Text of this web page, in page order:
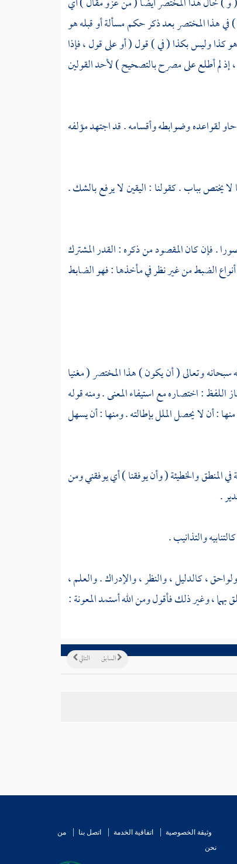
هذا المختصر بعد ذكر حكم مسألة أو قبله هو
كذا وليس بكذا ( في ) قول ( أو على قول ، فإذا
إذ لم أطلع على مصرح بالتصحيح ) لأحد القولين
لقواعده وضوابطه وأقسامه . قد اجتهد مؤلفه
يختص بباب . كقولنا : اليقين لا يرفع بالشك .
. فإن كان المقصود من ذكره : القدر المشترك
الضبط من غير نظر في مأخذها : فهو الضابط
وتعالى ( أن يكون ) هذا المختصر ( مغنيا
: اختصاره مع استيفاء المعنى . ومنه قوله
: أن لا يحصل الملل بإطالته . ومنها : أن يسهل
المنطق والخطيئة ( وأن يوفقنا ) أي يوفقني ومن
.
والتذانيب .
، كالدليل ، والنظر ، والإدراك . والعلم ،
، وغير ذلك فأقول ومن الله أستمد المعونة :
التالي السابق
وثيقة الخصوصية اتفاقية الخدمة اتصل بنا
من
نحن